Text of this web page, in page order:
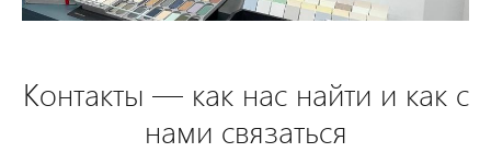
Контакты — как нас найти и как с
нами связаться